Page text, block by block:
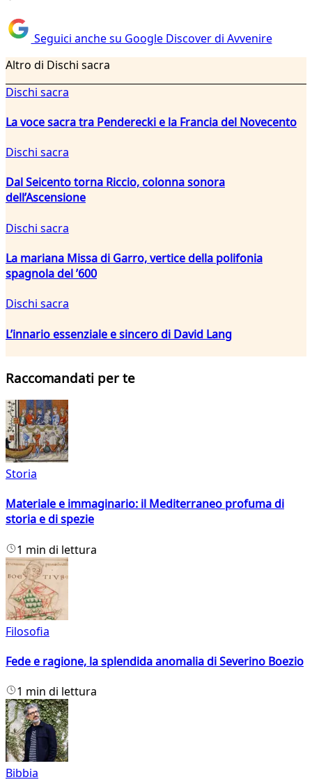
Seguici anche su Google Discover di Avvenire
Altro di Dischi sacra
Dischi sacra
La voce sacra tra Penderecki e la Francia del Novecento
Dischi sacra
Dal Seicento torna Riccio, colonna sonora
dell’Ascensione
Dischi sacra
La mariana Missa di Garro, vertice della polifonia
spagnola del ’600
Dischi sacra
L’innario essenziale e sincero di David Lang
Raccomandati per te
Storia
Materiale e immaginario: il Mediterraneo profuma di
storia e di spezie
1 min di lettura
Filosofia
Fede e ragione, la splendida anomalia di Severino Boezio
1 min di lettura
Bibbia